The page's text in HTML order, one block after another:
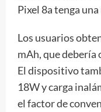
Pixel 8a tenga
Los usuarios
mAh, que debería
El dispositivo
18W y carga
el factor de